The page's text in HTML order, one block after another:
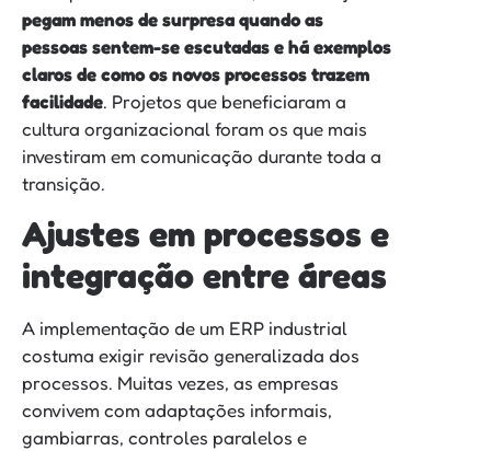
pegam menos de surpresa quando as
pessoas sentem-se escutadas e há exemplos
claros de como os novos processos trazem
facilidade. Projetos que beneficiaram a
cultura organizacional foram os que mais
investiram em comunicação durante toda a
transição.
Ajustes em processos e
integração entre áreas
A implementação de um ERP industrial
costuma exigir revisão generalizada dos
processos. Muitas vezes, as empresas
convivem com adaptações informais,
gambiarras, controles paralelos e